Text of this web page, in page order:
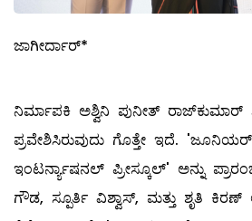
ಜಾಗೀರ್ದಾರ್*
ನಿರ್ಮಾಪಕಿ ಅಶ್ವಿನಿ ಪುನೀತ್‌ ರಾಜ್‌ಕುಮಾರ್‌
ಪ್ರವೇಶಿಸಿರುವುದು ಗೊತ್ತೇ ಇದೆ.
ಇಂಟರ್ನ್ಯಾಷನಲ್ ಪ್ರೀಸ್ಕೂಲ್' ಅನ್ನು
ಗೌಡ, ಸ್ಪೂರ್ತಿ ವಿಶ್ವಾಸ್, ಮತ್ತು ಶೃತಿ